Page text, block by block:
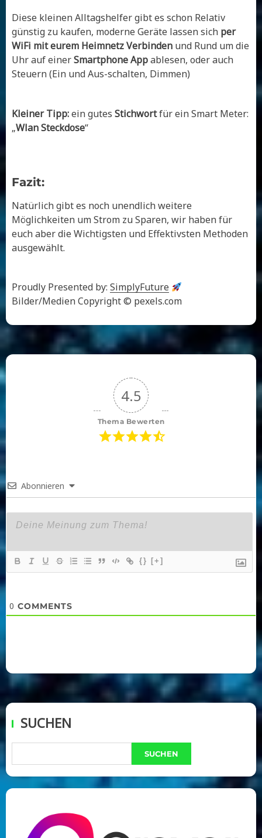
Diese kleinen Alltagshelfer gibt es schon Relativ
günstig zu kaufen, moderne Geräte lassen sich per
WiFi mit eurem Heimnetz Verbinden und Rund um die
Uhr auf einerSmartphone Appablesen, oder auch
Steuern (Ein und Aus-schalten, Dimmen)
Kleiner Tipp:ein gutes Stichwortfür ein Smart Meter:
„Wlan Steckdose“
Fazit:
Natürlich gibt es noch unendlich weitere
Möglichkeiten um Strom zu Sparen, wir haben für
euch aber die Wichtigsten und Effektivsten Methoden
ausgewählt.
Proudly Presented by: SimplyFuture
Bilder/Medien Copyright © pexels.com
4.5
Thema Bewerten
Abonnieren
{} [+]
0 COMMENTS
SUCHEN
SUCHEN